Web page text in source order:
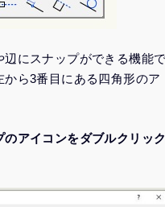
にスナップができる機能
ら3番目にある四角形のア
のアイコンをダブルクリッ